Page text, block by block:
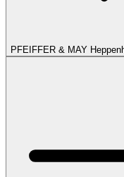
PFEIFFER & MAY